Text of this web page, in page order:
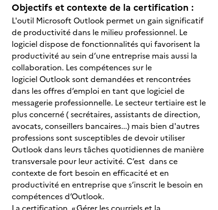
Objectifs et contexte de la certification :
L'outil Microsoft Outlook permet un gain significatif
de productivité dans le milieu professionnel. Le
logiciel dispose de fonctionnalités qui favorisent la
productivité au sein d’une entreprise mais aussi la
collaboration. Les compétences sur le
logiciel Outlook sont demandées et rencontrées
dans les offres d’emploi en tant que logiciel de
messagerie professionnelle. Le secteur tertiaire est le
plus concerné ( secrétaires, assistants de direction,
avocats, conseillers bancaires...) mais bien d'autres
professions sont susceptibles de devoir utiliser
Outlook dans leurs tâches quotidiennes de manière
transversale pour leur activité. C’est dans ce
contexte de fort besoin en efficacité et en
productivité en entreprise que s’inscrit le besoin en
compétences d’Outlook.